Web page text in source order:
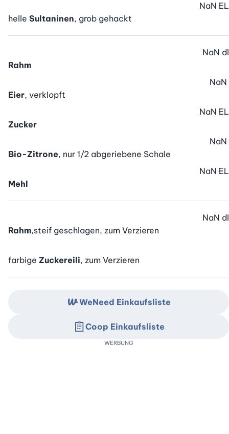
helle Sultaninen, grob gehackt
NaN EL
Rahm
NaN dl
Eier, verklopft
NaN
Zucker
NaN EL
Bio-Zitrone, nur 1/2 abgeriebene Schale
NaN
Mehl
NaN EL
Rahm,steif geschlagen, zum Verzieren
NaN dl
farbige Zuckereili, zum Verzieren
WeNeed Einkaufsliste
Coop Einkaufsliste
WERBUNG